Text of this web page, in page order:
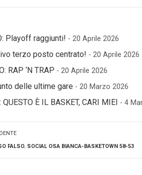
Playoff raggiunti! - 20 Aprile 2026
terzo posto centrato! - 20 Aprile 2026
RAP ‘N TRAP - 20 Aprile 2026
delle ultime gare - 20 Marzo 2026
È IL BASKET, CARI MIEI - 4
FALSO. SOCIAL OSA BIANCA-BASKETOWN 58-53